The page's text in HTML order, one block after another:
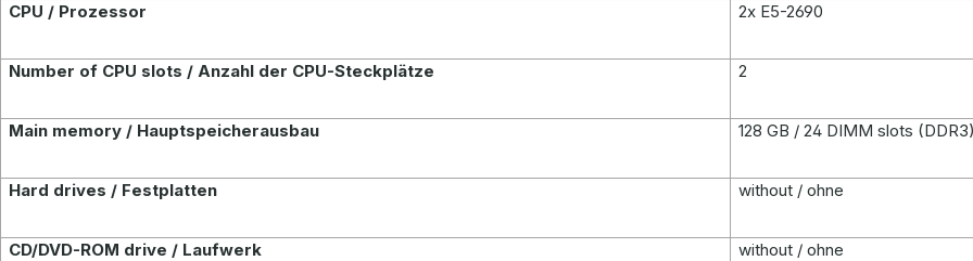
CPU / Prozessor 2x E5-2690
Number of CPU slots / Anzahl der CPU-Steckplätze 2
Main memory / Hauptspeicherausbau 128 GB /24 DIMM slots (DDR3)
Hard drives / Festplatten without / ohne
CD/DVD-ROM drive / Laufwerk without / ohne